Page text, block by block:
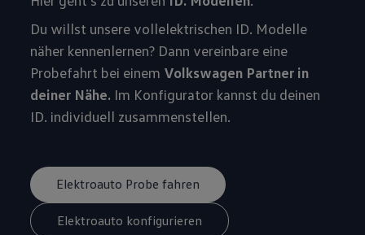
Du willst unsere vollelektrischen ID. Modelle
näher kennenlernen? Dann vereinbare eine
Probefahrt bei einem Volkswagen Partner in
deiner Nähe. Im Konfigurator kannst du deinen
ID. individuell zusammenstellen.
Elektroauto Probe fahren
Elektroauto konfigurieren